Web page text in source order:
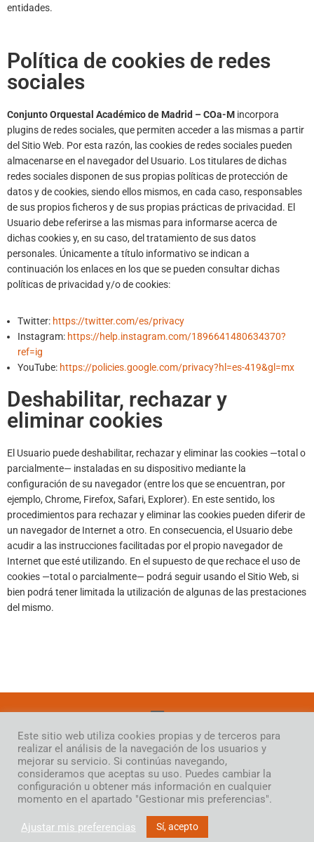
entidades.
Política de cookies de redes
sociales
Conjunto Orquestal Académico de Madrid – COa-M incorpora
plugins de redes sociales, que permiten acceder a las mismas a partir
del Sitio Web. Por esta razón, las cookies de redes sociales pueden
almacenarse en el navegador del Usuario. Los titulares de dichas
redes sociales disponen de sus propias políticas de protección de
datos y de cookies, siendo ellos mismos, en cada caso, responsables
de sus propios ficheros y de sus propias prácticas de privacidad. El
Usuario debe referirse a las mismas para informarse acerca de
dichas cookies y, en su caso, del tratamiento de sus datos
personales. Únicamente a título informativo se indican a
continuación los enlaces en los que se pueden consultar dichas
políticas de privacidad y/o de cookies:
Twitter: https://twitter.com/es/privacy
Instagram: https://help.instagram.com/1896641480634370?
ref=ig
YouTube: https://policies.google.com/privacy?hl=es-419&gl=mx
Deshabilitar, rechazar y
eliminar cookies
El Usuario puede deshabilitar, rechazar y eliminar las cookies —total o
parcialmente— instaladas en su dispositivo mediante la
configuración de su navegador (entre los que se encuentran, por
ejemplo, Chrome, Firefox, Safari, Explorer). En este sentido, los
procedimientos para rechazar y eliminar las cookies pueden diferir de
un navegador de Internet a otro. En consecuencia, el Usuario debe
acudir a las instrucciones facilitadas por el propio navegador de
Internet que esté utilizando. En el supuesto de que rechace el uso de
cookies —total o parcialmente— podrá seguir usando el Sitio Web, si
bien podrá tener limitada la utilización de algunas de las prestaciones
del mismo.
Conjunto Orquestal Académico de Madrid
Copyright © 2026
Este sitio web utiliza cookies propias y de terceros para
realizar el análisis de la navegación de los usuarios y
mejorar su servicio. Si continúas navegando,
consideramos que aceptas su uso. Puedes cambiar la
configuración u obtener más información en cualquier
momento en el apartado "Gestionar mis preferencias".
Ajustar mis preferencias Sí, acepto